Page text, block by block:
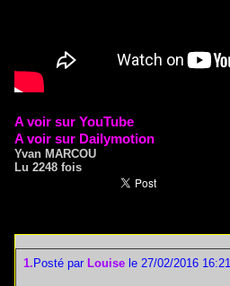
A voir sur YouTube
A voir sur Dailymotion
Yvan MARCOU
Lu 2248 fois
1.Posté par Louise le 27/02/2016 16:21